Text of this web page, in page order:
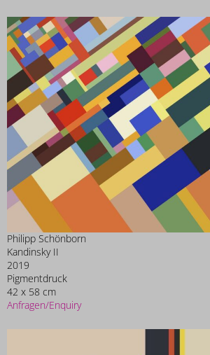
Philipp Schönborn
Kandinsky II
2019
Pigmentdruck
42 x 58 cm
Anfragen/Enquiry